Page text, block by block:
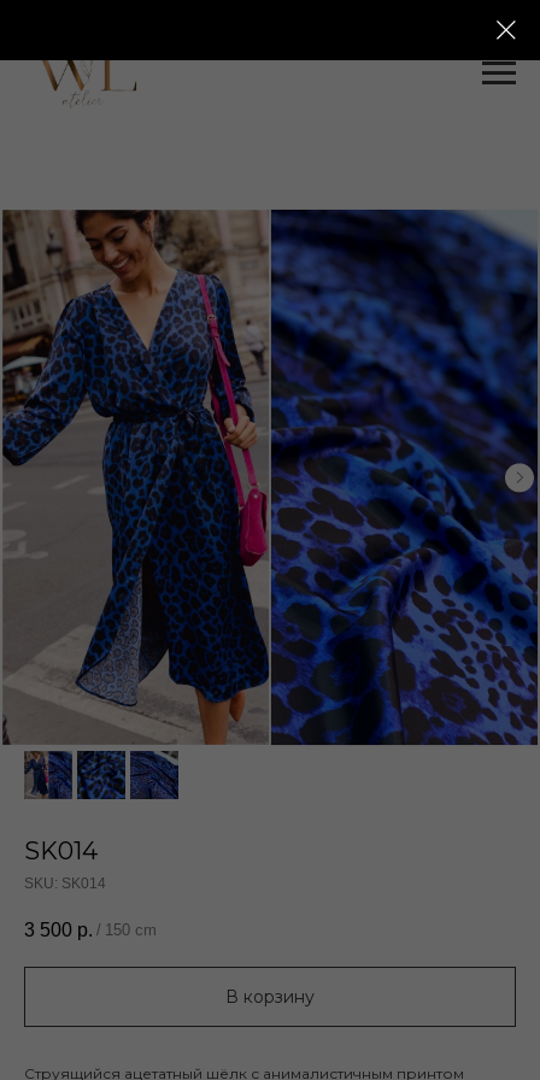
SK014
SKU: SK014
3 500 р. / 150 cm
В корзину
Струящийся ацетатный шёлк с анималистичным принтом